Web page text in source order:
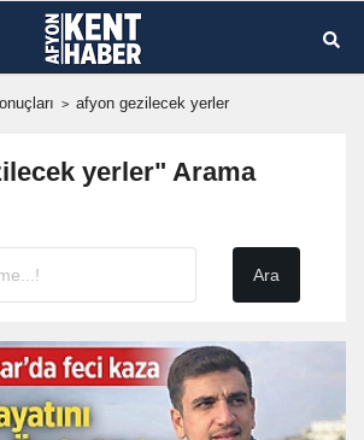
afyon gezilecek yerler
yerler" Arama